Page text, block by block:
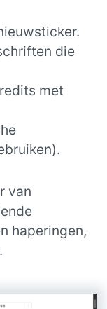
die
met
van
haperingen,